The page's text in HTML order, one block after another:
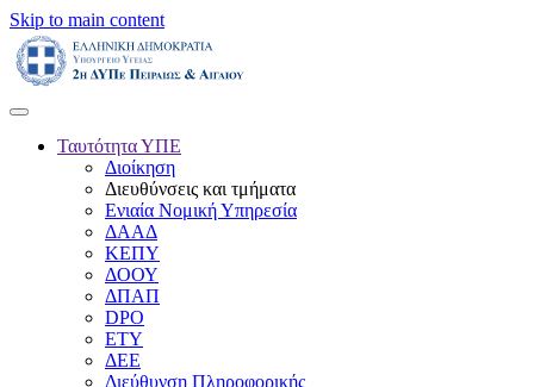
Skip to main content
Ταυτότητα ΥΠΕ
Διοίκηση
Διευθύνσεις και τμήματα
Ενιαία Νομική Υπηρεσία
ΔΑΑΔ
ΚΕΠΥ
ΔΟΟΥ
ΔΠΑΠ
DPO
ΕΤΥ
ΔΕΕ
Διεύθυνση Πληροφορικής